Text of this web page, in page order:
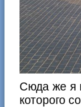
Сюда же я
которого